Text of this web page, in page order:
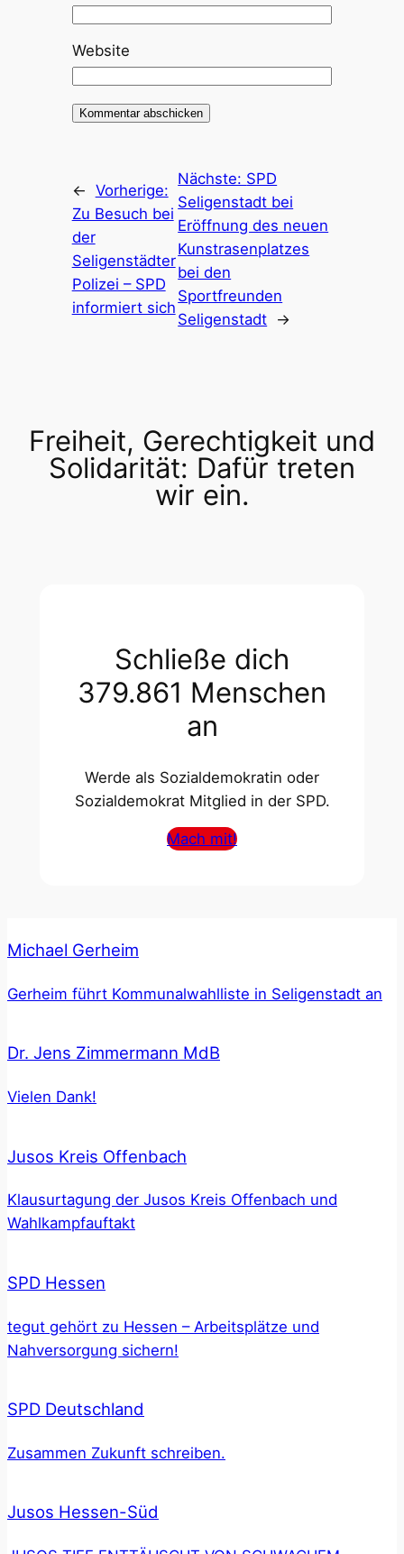
Website
← Vorherige:
Zu Besuch bei
der
Seligenstädter
Polizei – SPD
informiert sich
Nächste: SPD
Seligenstadt bei
Eröffnung des neuen
Kunstrasenplatzes
bei den
Sportfreunden
Seligenstadt →
Freiheit, Gerechtigkeit und
Solidarität: Dafür treten
wir ein.
Schließe dich
379.861 Menschen
an
Werde als Sozialdemokratin oder
Sozialdemokrat Mitglied in der SPD.
Mach mit!
Michael Gerheim
Gerheim führt Kommunalwahlliste in Seligenstadt an
Dr. Jens Zimmermann MdB
Vielen Dank!
Jusos Kreis Offenbach
Klausurtagung der Jusos Kreis Offenbach und
Wahlkampfauftakt
SPD Hessen
tegut gehört zu Hessen – Arbeitsplätze und
Nahversorgung sichern!
SPD Deutschland
Zusammen Zukunft schreiben.
Jusos Hessen-Süd